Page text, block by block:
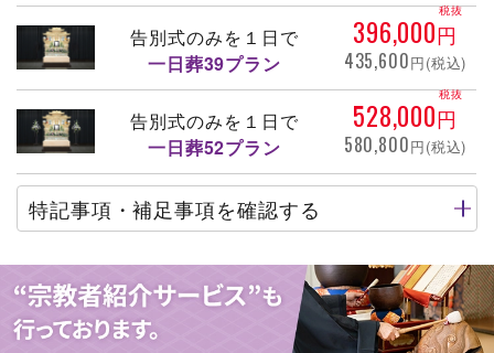
告別式のみを１日で
一日葬39プラン
396,000円
税抜
435,600円(税込)
告別式のみを１日で
一日葬52プラン
528,000円
税抜
580,800円(税込)
特記事項・補足事項を確認する